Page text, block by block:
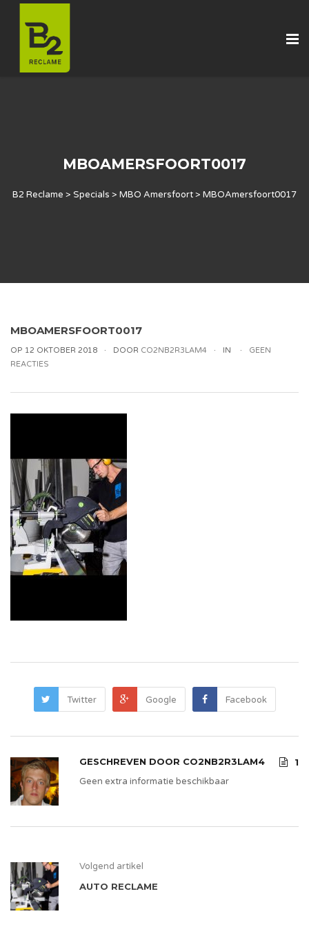
MBOAMERSFOORT0017
B2 Reclame > Specials > MBO Amersfoort> MBOAmersfoort0017
MBOAMERSFOORT0017
OP 12 OKTOBER 2018 DOOR CO2NB2R3LAM4 IN
GEEN
REACTIES
Twitter Google Facebook
GESCHREVEN DOOR CO2NB2R3LAM4
1
Geen extra informatie beschikbaar
Volgend artikel
AUTO RECLAME